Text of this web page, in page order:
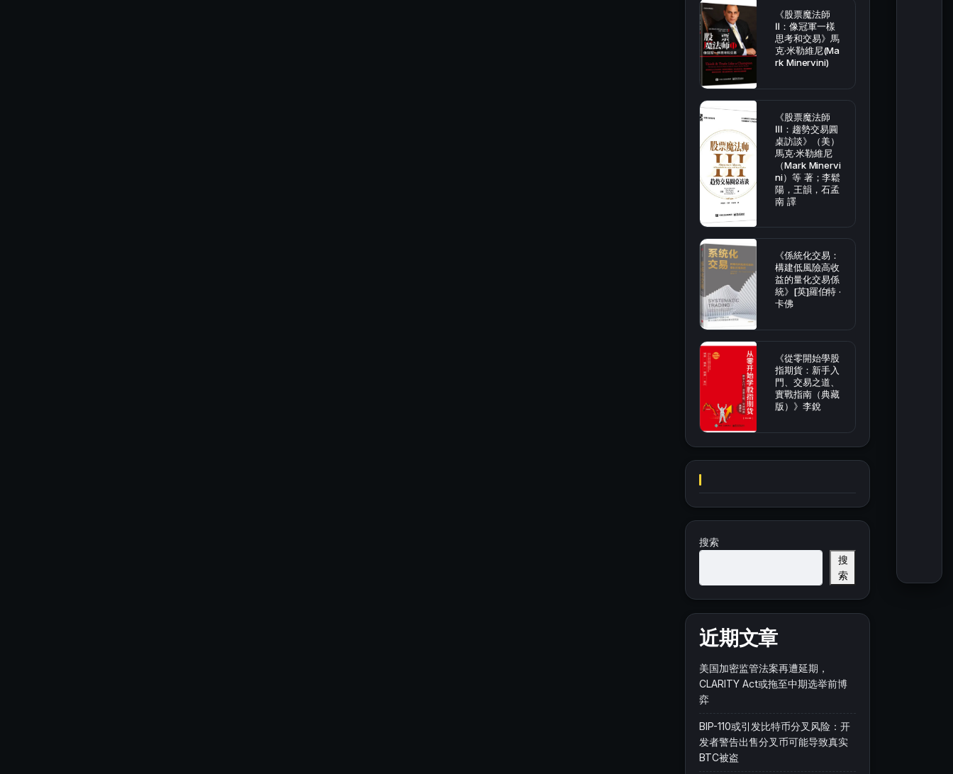
《股票魔法師
Ⅱ：像冠軍一樣
思考和交易》馬
克·米勒維尼(Ma
rk Minervini)
《股票魔法師
Ⅲ：趨勢交易圓
桌訪談》（美）
馬克·米勒維尼
（Mark Minervi
ni）等 著；李鬆
陽，王韻，石孟
南 譯
《係統化交易：
構建低風險高收
益的量化交易係
統》[英]羅伯特 ·
卡佛
《從零開始學股
指期貨：新手入
門、交易之道、
實戰指南（典藏
版）》李銳
搜索
搜
索
近期文章
美国加密监管法案再遭延期，
CLARITY Act或拖至中期选举前博
弈
BIP-110或引发比特币分叉风险：开
发者警告出售分叉币可能导致真实
BTC被盗